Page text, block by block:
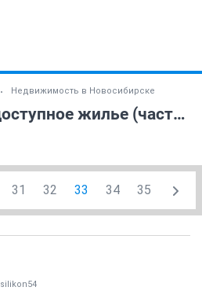
Недвижимость в Новосибирске
Молодая семья-доступное жилье (часть 4)
31 32 33 34 35
silikon54